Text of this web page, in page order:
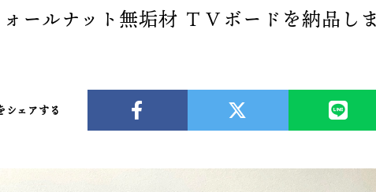
ールナット無垢材 ＴＶボードを納品しま
シェアする